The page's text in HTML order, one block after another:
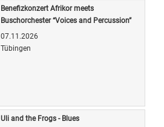
Benefizkonzert Afrikor meets
Buschorchester “Voices and Percussion”
07.11.2026
Tübingen
Uli and the Frogs - Blues